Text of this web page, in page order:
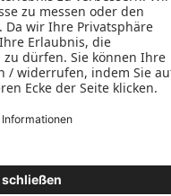
Kontakt
© 2026